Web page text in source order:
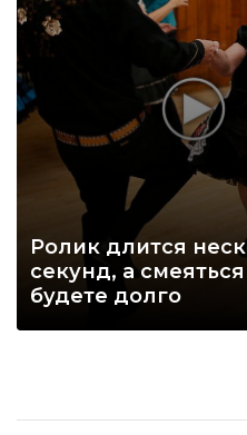
Ролик длится
секунд, а
будете долго